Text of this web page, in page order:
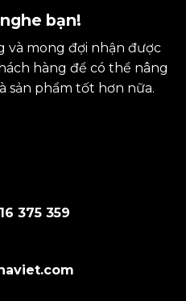
bạn!
mong đợi nhận được
hàng để có thể nâng
sản phẩm tốt hơn nữa.
375 359